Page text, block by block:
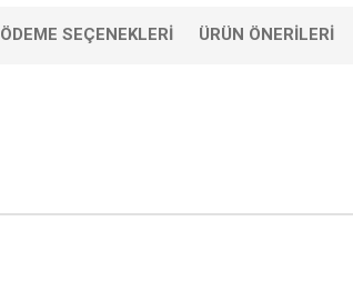
ÖDEME SEÇENEKLERI ÜRÜN ÖNERILERI